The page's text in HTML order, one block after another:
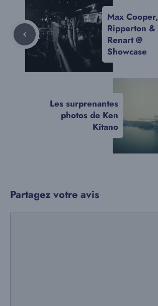
Max Cooper,
Ripperton &
Renart @
Showcase
Les surprenantes
photos de Ken
Kitano
Partagez votre avis